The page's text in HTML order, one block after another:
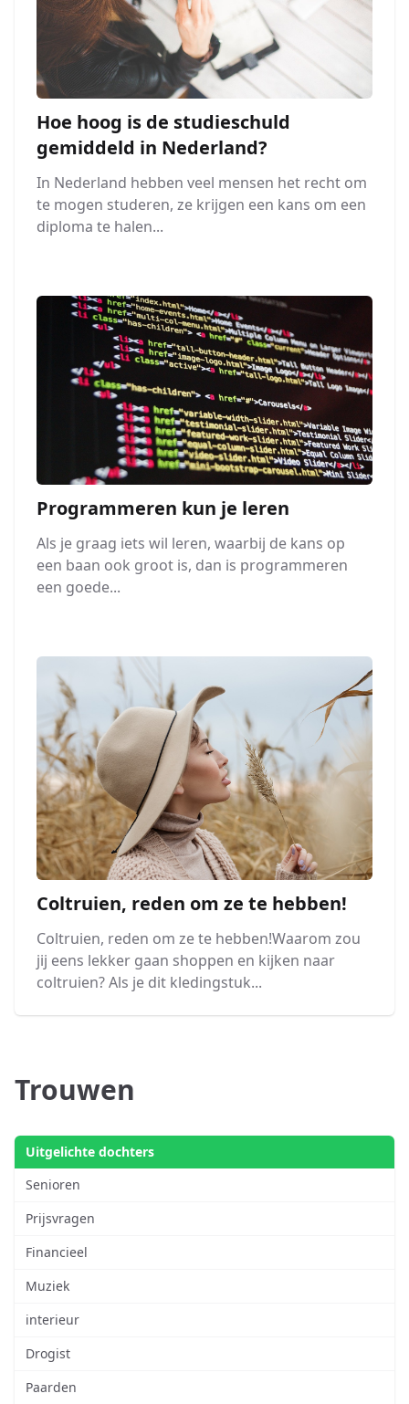
Hoe hoog is de studieschuld
gemiddeld in Nederland?
In Nederland hebben veel mensen het recht om
te mogen studeren, ze krijgen een kans om een
diploma te halen...
Programmeren kun je leren
Als je graag iets wil leren, waarbij de kans op
een baan ook groot is, dan is programmeren
een goede...
Coltruien, reden om ze te hebben!
Coltruien, reden om ze te hebben!Waarom zou
jij eens lekker gaan shoppen en kijken naar
coltruien? Als je dit kledingstuk...
Trouwen
Uitgelichte dochters
Senioren
Prijsvragen
Financieel
Muziek
interieur
Drogist
Paarden